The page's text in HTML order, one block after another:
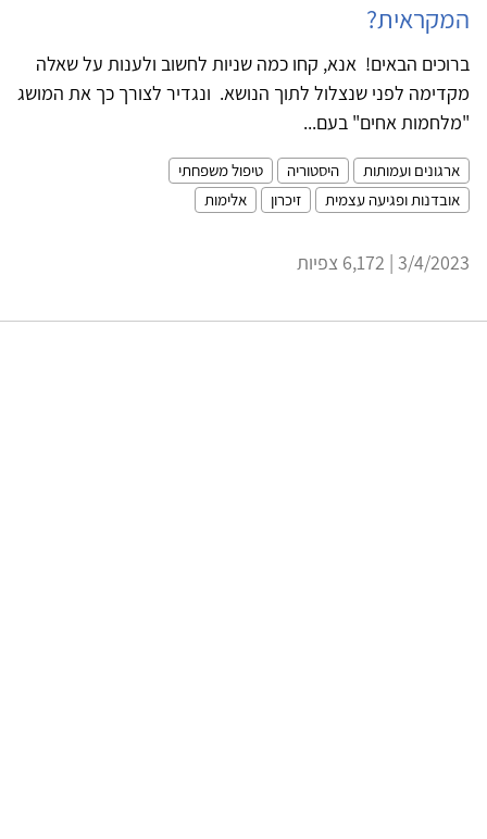
המקראית?
ברוכים הבאים! אנא, קחו כמה שניות לחשוב ולענות על שאלה
מקדימה לפני שנצלול לתוך הנושא. ונגדיר לצורך כך את המושג
"מלחמות אחים" בעם...
ארגונים ועמותות היסטוריה
טיפול משפחתי
אובדנות ופגיעה עצמית
זיכרון אלימות
3/4/2023 | 6,172 צפיות